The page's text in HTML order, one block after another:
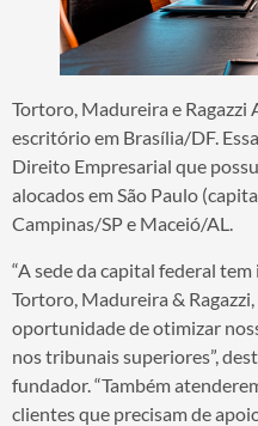
Tortoro, Madureira e Ragazzi
escritório em Brasília/DF.
Direito Empresarial que
alocados em São Paulo
Campinas/SP e Maceió/AL.
“A sede da capital federal
Tortoro, Madureira &
oportunidade de otimizar
nos tribunais superiores”,
fundador. “Também
clientes que precisam de